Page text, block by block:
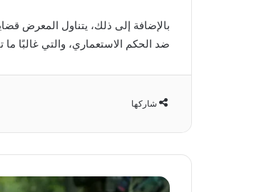
بالإضافة إلى ذلك، يتناول المعرض
ضد الحكم الاستعماري، والتي غالبًا ما
شاركها